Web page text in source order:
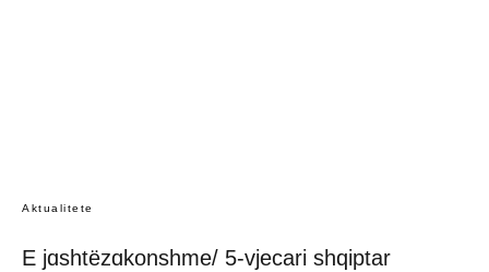
Aktualitete
E jɑshtëzɑkonshme/ 5-vjecari shqiptar